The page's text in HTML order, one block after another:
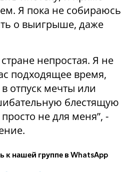
Я пока не собираюсь
о выигрыше, даже
непростая. Я не
подходящее время,
отпуск мечты или
блестящую
не для меня”, -
к нашей группе в WhatsApp